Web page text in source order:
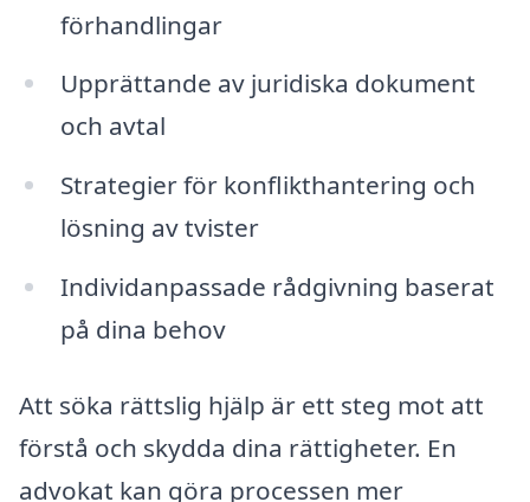
förhandlingar
Upprättande av juridiska dokument
och avtal
Strategier för konflikthantering och
lösning av tvister
Individanpassade rådgivning baserat
på dina behov
Att söka rättslig hjälp är ett steg mot att
förstå och skydda dina rättigheter. En
advokat kan göra processen mer